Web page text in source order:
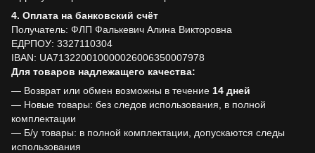
4. Оплата на банковский счёт
Получатель: ФЛП Фалькевич Алина Викторовна
ЕДРПОУ: 3327110304
IBAN: UA713220010000026006350007978
Для товаров надлежащего качества:
— Возврат или обмен возможны в течение 14 дней
— Новые товары: без следов использования, в полной
комплектации
— Б/у товары: в полной комплектации, допускаются следы
использования